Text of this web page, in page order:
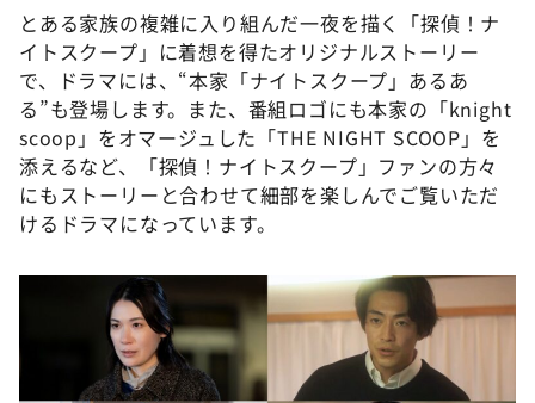
とある家族の複雑に入り組んだ一夜を描く「探偵！ナ
イトスクープ」に着想を得たオリジナルストーリー
で、ドラマには、“本家「ナイトスクープ」あるあ
る”も登場します。また、番組ロゴにも本家の「knight
scoop」をオマージュした「THE NIGHT SCOOP」を
添えるなど、「探偵！ナイトスクープ」ファンの方々
にもストーリーと合わせて細部を楽しんでご覧いただ
けるドラマになっています。